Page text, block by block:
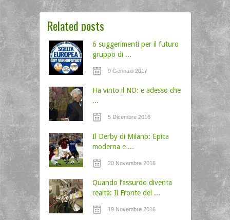
Related posts
6 suggerimenti per il futuro
gruppo di ...
9 Gennaio 2017
Ha vinto il NO: e adesso che
...
5 Dicembre 2016
Il Derby di Milano: Epica
moderna e ...
20 Novembre 2016
Quando l’assurdo diventa
realtà: Il Fronte del ...
19 Novembre 2016